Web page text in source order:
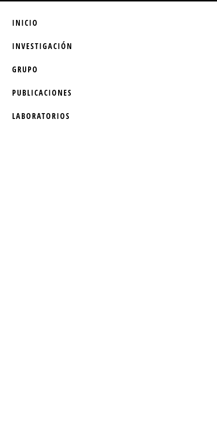
INICIO
INVESTIGACIÓN
GRUPO
PUBLICACIONES
LABORATORIOS